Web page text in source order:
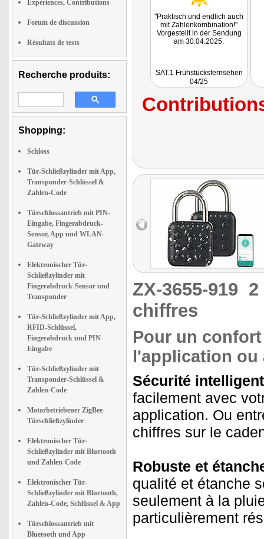
Expériences, Contributions
Forum de discussion
Résultats de tests
Recherche produits:
Shopping:
Schloss
Tür-Schließzylinder mit App,
Transponder-Schlüssel &
Zahlen-Code
Türschlossantrieb mit PIN-
Eingabe, Fingerabdruck-
Sensor, App und WLAN-
Gateway
Elektronischer Tür-
Schließzylinder mit
Fingerabdruck-Sensor und
Transponder
Tür-Schließzylinder mit App,
RFID-Schlüssel,
Fingerabdruck und PIN-
Eingabe
Tür-Schließzylinder mit
Transponder-Schlüssel &
Zahlen-Code
Motorbetriebener ZigBee-
Türschließzylinder
Elektronischer Tür-
Schließzylinder mit Bluetooth
und Zahlen-Code
Elektronischer Tür-
Schließzylinder mit Bluetooth,
Zahlen-Code, Schlüssel & App
Türschlossantrieb mit
Bluetooth und App
"Praktisch und endlich auch
mit Zahlenkombination!"
Vorgestellt in der Sendung
am 30.04.2025.
SAT.1 Frühstücksfernsehen
04/25
ZX-3655-919 2
chiffres
Pour un
l'application ou
Sécurité
facilement avec
application. Ou
chiffres sur le
Robuste et
qualité et étanche
seulement à la
particulièrement